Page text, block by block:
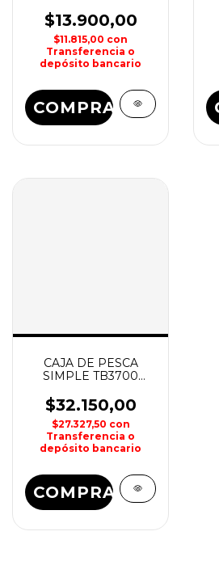
$13.900,00
$11.815,00 con
Transferencia o
depósito bancario
COMPRAR
CAJA DE PESCA
SIMPLE TB3700
RELIX
$32.150,00
$27.327,50 con
Transferencia o
depósito bancario
COMPRAR